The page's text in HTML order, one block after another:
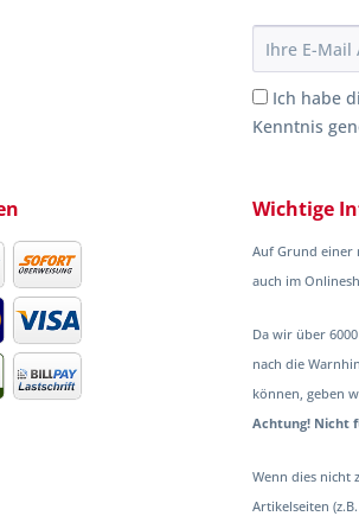
Ich habe
Kenntnis
Wichtige
Auf Grund einer
auch im
Da wir über
nach die
können, geben
Achtung! Nicht
Wenn dies nicht
Artikelseiten